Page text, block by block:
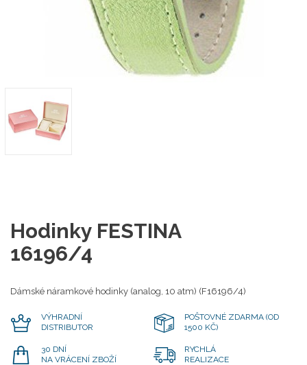
Hodinky FESTINA
16196/4
Dámské náramkové hodinky (analog, 10 atm) (F16196/4)
VÝHRADNÍ
DISTRIBUTOR
POŠTOVNÉ ZDARMA (OD
1500 KČ)
30 DNÍ
NA VRÁCENÍ ZBOŽÍ
RYCHLÁ
REALIZACE